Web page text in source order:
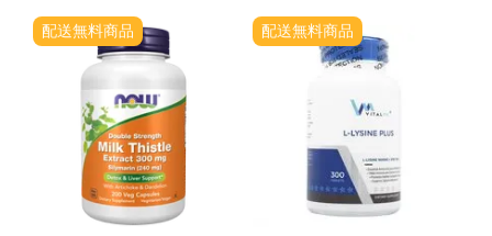
配送無料商品 配送無料商品